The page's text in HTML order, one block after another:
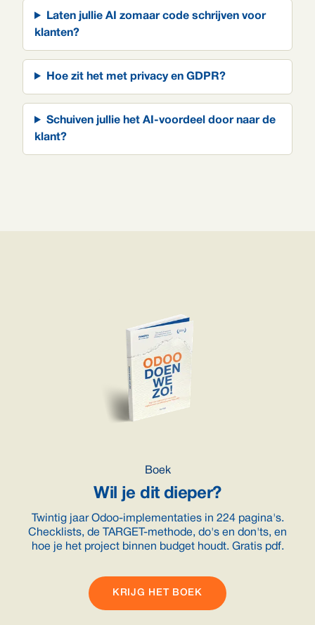
Laten jullie AI zomaar code schrijven voor
klanten?
Hoe zit het met privacy en GDPR?
Schuiven jullie het AI-voordeel door naar de
klant?
Boek
Wil je dit dieper?
Twintig jaar Odoo-implementaties in 224 pagina's.
Checklists, de TARGET-methode, do's en don'ts, en
hoe je het project binnen budget houdt. Gratis pdf.
KRIJG HET BOEK